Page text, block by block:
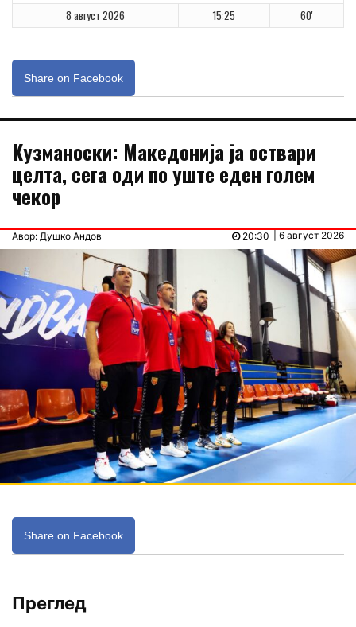
8 август 2026 15:25 60'
Share on Facebook
Кузманоски: Македонија ја оствари
целта, сега оди по уште еден голем
чекор
Авор: Душко Андов | 6 август 2026
20:30
Share on Facebook
Преглед